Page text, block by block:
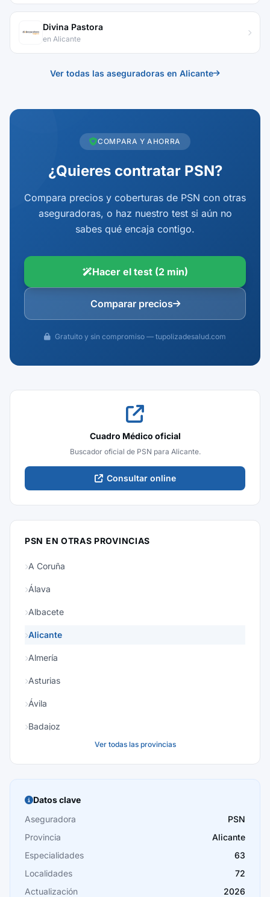
Divina Pastora
en Alicante
Ver todas las aseguradoras en Alicante
COMPARA Y AHORRA
¿Quieres contratar PSN?
Compara precios y coberturas de PSN con otras
aseguradoras, o haz nuestro test si aún no
sabes qué encaja contigo.
Hacer el test (2 min)
Comparar precios
Gratuito y sin compromiso — tupolizadesalud.com
Cuadro Médico oficial
Buscador oficial de PSN para Alicante.
Consultar online
PSN EN OTRAS PROVINCIAS
A Coruña
Álava
Albacete
Alicante
Almería
Asturias
Ávila
Badajoz
Burgos
Cáceres
Cádiz
Cantabria
Castellón
Ver todas las provincias
Datos clave
Aseguradora
PSN
Provincia
Alicante
Especialidades
63
Localidades
72
Actualización
2026